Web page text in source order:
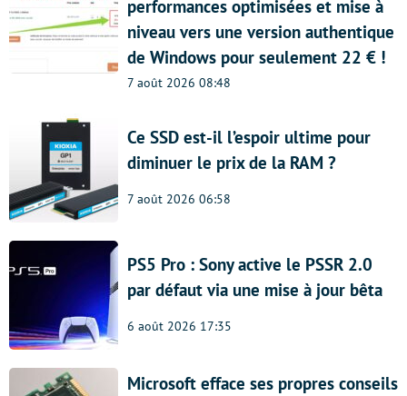
performances optimisées et mise à
niveau vers une version authentique
de Windows pour seulement 22 € !
7 août 2026 08:48
Ce SSD est-il l’espoir ultime pour
diminuer le prix de la RAM ?
7 août 2026 06:58
PS5 Pro : Sony active le PSSR 2.0
par défaut via une mise à jour bêta
6 août 2026 17:35
Microsoft efface ses propres conseils